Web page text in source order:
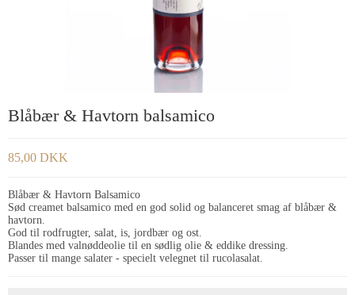
Blåbær & Havtorn balsamico
85,00 DKK
Blåbær & Havtorn Balsamico
Sød creamet balsamico med en god solid og balanceret smag af blåbær &
havtorn.
God til rodfrugter, salat, is, jordbær og ost.
Blandes med valnøddeolie til en sødlig olie & eddike dressing.
Passer til mange salater - specielt velegnet til rucolasalat.